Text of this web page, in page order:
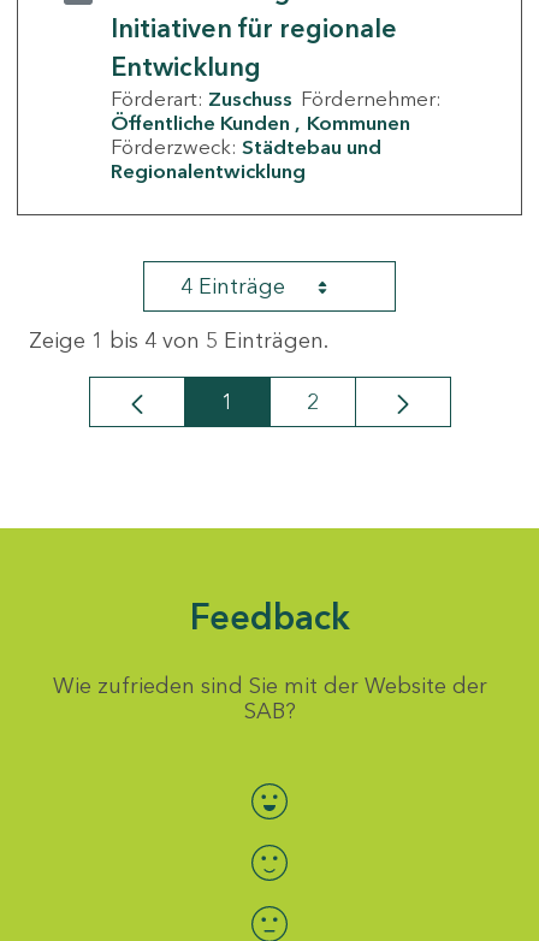
Initiativen für regionale
Entwicklung
Förderart: Zuschuss Fördernehmer:
Öffentliche Kunden
Kommunen
Förderzweck: Städtebau und
Regionalentwicklung
4 Einträge
Zeige 1 bis 4 von 5 Einträgen.
Seite
1 Seite
2
Feedback
Wie zufrieden sind Sie mit der Website der
SAB?
Bewertung auswählen